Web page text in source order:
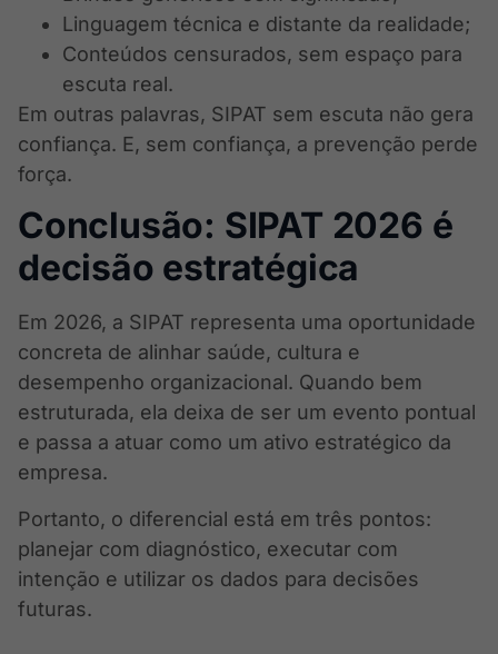
Linguagem técnica e distante da realidade;
Conteúdos censurados, sem espaço para
escuta real.
Em outras palavras, SIPAT sem escuta não gera
confiança. E, sem confiança, a prevenção perde
força.
Conclusão: SIPAT 2026 é
decisão estratégica
Em 2026, a SIPAT representa uma oportunidade
concreta de alinhar saúde, cultura e
desempenho organizacional. Quando bem
estruturada, ela deixa de ser um evento pontual
e passa a atuar como um ativo estratégico da
empresa.
Portanto, o diferencial está em três pontos:
planejar com diagnóstico, executar com
intenção e utilizar os dados para decisões
futuras.